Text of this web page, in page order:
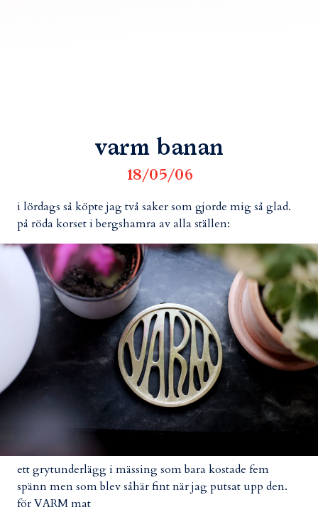
varm banan
18/05/06
i lördags så köpte jag två saker som gjorde mig så glad.
på röda korset i bergshamra av alla ställen:
ett grytunderlägg i mässing som bara kostade fem
spänn men som blev såhär fint när jag putsat upp den.
för VARM mat